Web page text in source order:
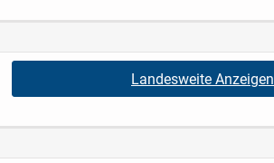
Landesweite Anzeigen